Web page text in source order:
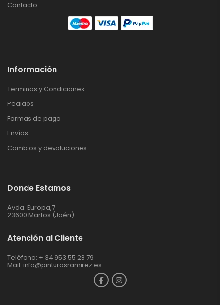
Contacto
Información
Terminos y Condiciones
Pedidos
Formas de pago
Envíos
Cambios y devoluciones
Donde Estamos
Avda. Europa,7
23600 Martos (Jaén)
Atención al Cliente
Teléfono: + 34 953 55 28 79
Mail: info@pinturasramirez.es